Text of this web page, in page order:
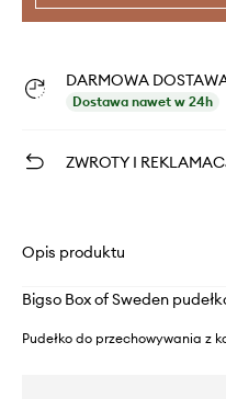
DARMOWA
Dostawa nawet w 24h
ZWROTY I
Opis produktu
Bigso Box of Sweden
Pudełko do przechowywania z